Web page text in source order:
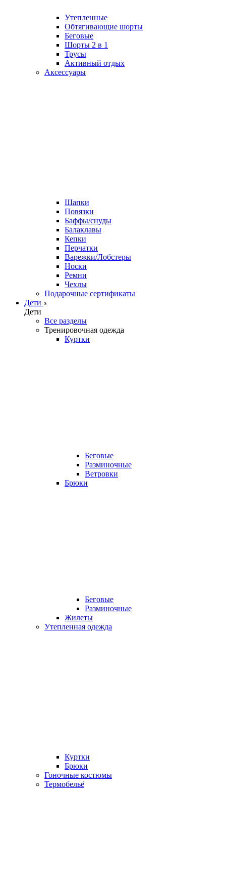
Утепленные
Обтягивающие шорты
Беговые
Шорты 2 в 1
Трусы
Активный отдых
Аксессуары
Шапки
Повязки
Баффы/снуды
Балаклавы
Кепки
Перчатки
Варежки/Лобстеры
Носки
Ремни
Чехлы
Подарочные сертификаты
Дети
Дети
Все разделы
Тренировочная одежда
Куртки
Беговые
Разминочные
Ветровки
Брюки
Беговые
Разминочные
Жилеты
Утепленная одежда
Куртки
Брюки
Гоночные костюмы
Термобельё